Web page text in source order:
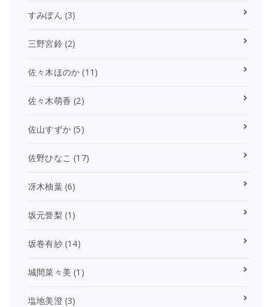
すみぽん (3)
三野宮鈴(2)
佐々木ほのか (11)
佐々木萌香 (2)
佐山すずか (5)
佐野ひなこ (17)
冴木柚葉(6)
坂元誉梨 (1)
坂巻有紗(14)
城間菜々美 (1)
塩地美澄(3)